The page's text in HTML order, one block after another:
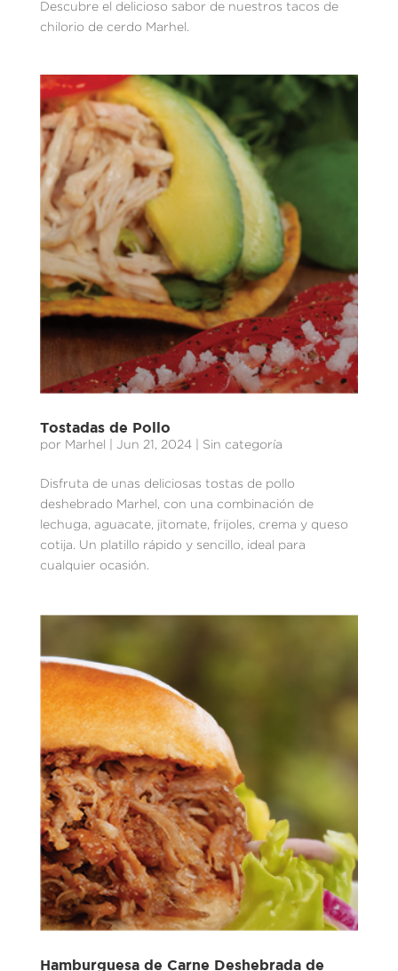
Descubre el delicioso sabor de nuestros tacos de
chilorio de cerdo Marhel.
Tostadas de Pollo
por Marhel Jun 21, 2024| Sin categoría
Disfruta de unas deliciosas tostas de pollo
deshebrado Marhel, con una combinación de
lechuga, aguacate, jitomate, frijoles, crema y queso
cotija. Un platillo rápido y sencillo, ideal para
cualquier ocasión.
Hamburguesa de Carne Deshebrada de